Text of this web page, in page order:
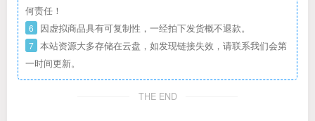
何责任！
6 因虚拟商品具有可复制性，一经拍下发货概不退款。
7 本站资源大多存储在云盘，如发现链接失效，请联系我们会第
一时间更新。
THE END